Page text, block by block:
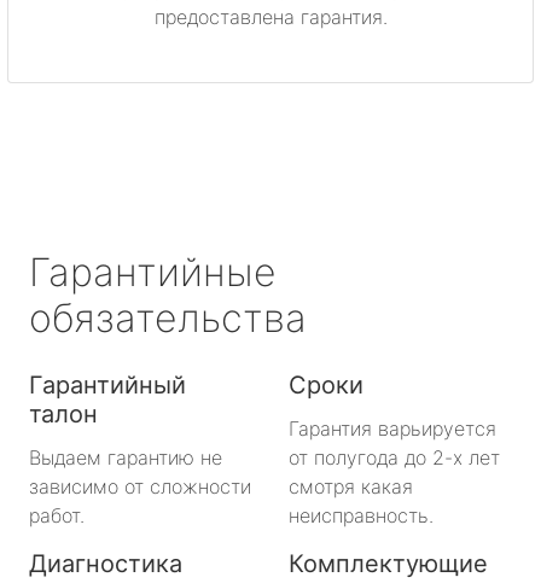
предоставлена гарантия.
Гарантийные
обязательства
Гарантийный
талон
Выдаем гарантию не
зависимо от сложности
работ.
Сроки
Гарантия варьируется
от полугода до 2-х лет
смотря какая
неисправность.
Диагностика Комплектующие